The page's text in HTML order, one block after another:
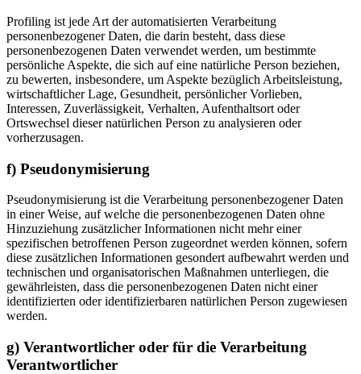
Profiling ist jede Art der automatisierten Verarbeitung
personenbezogener Daten, die darin besteht, dass diese
personenbezogenen Daten verwendet werden, um bestimmte
persönliche Aspekte, die sich auf eine natürliche Person beziehen,
zu bewerten, insbesondere, um Aspekte bezüglich Arbeitsleistung,
wirtschaftlicher Lage, Gesundheit, persönlicher Vorlieben,
Interessen, Zuverlässigkeit, Verhalten, Aufenthaltsort oder
Ortswechsel dieser natürlichen Person zu analysieren oder
vorherzusagen.
f) Pseudonymisierung
Pseudonymisierung ist die Verarbeitung personenbezogener Daten
in einer Weise, auf welche die personenbezogenen Daten ohne
Hinzuziehung zusätzlicher Informationen nicht mehr einer
spezifischen betroffenen Person zugeordnet werden können, sofern
diese zusätzlichen Informationen gesondert aufbewahrt werden und
technischen und organisatorischen Maßnahmen unterliegen, die
gewährleisten, dass die personenbezogenen Daten nicht einer
identifizierten oder identifizierbaren natürlichen Person zugewiesen
werden.
g) Verantwortlicher oder für die Verarbeitung
Verantwortlicher